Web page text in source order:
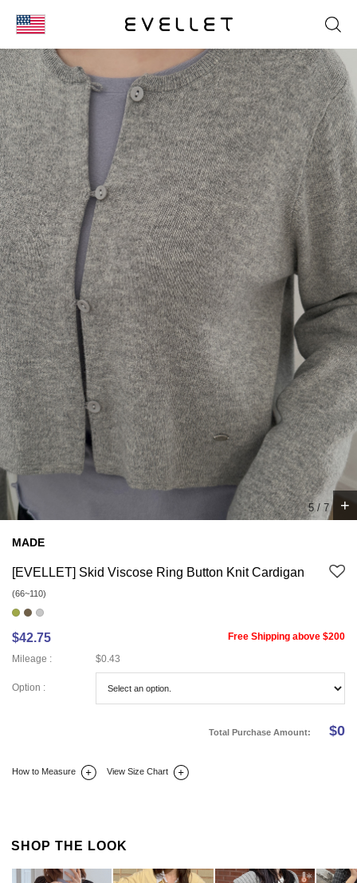
KOR
ENG
台湾
日本
6/7 +
MADE
[EVELLET] Skid Viscose Ring Button Knit Cardigan
(66~110)
$42.75
Free Shipping above $200
Mileage :
$0.43
Option :
Total Purchase Amount: $0
How to Measure View Size Chart
SHOP THE LOOK